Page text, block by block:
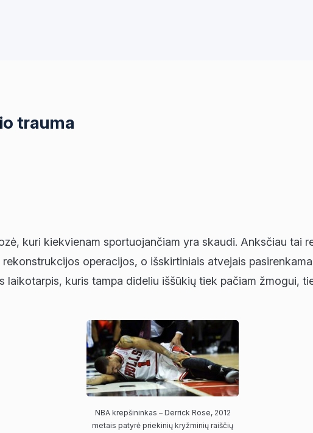
trauma
kuri kiekvienam sportuojančiam yra skaudi. Anksčiau tai
operacijos, o išskirtiniais atvejais
laikotarpis, kuris tampa dideliu iššūkių tiek pačiam žmogui,
NBA krepšininkas – Derrick Rose, 2012
metais patyrė priekinių kryžminių raiščių